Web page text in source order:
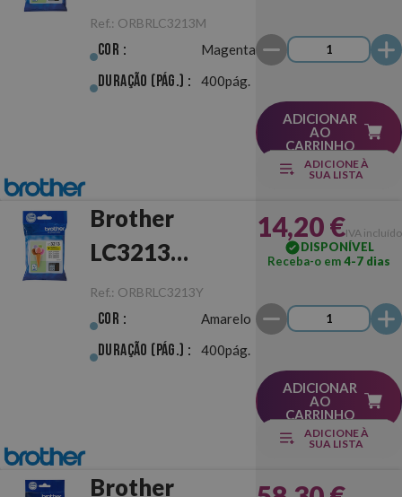
Magenta
Original
Ref.: ORBRLC3213M
Cor : Magenta
Duração (pág.) : 400pág.
ADICIONAR
AO
CARRINHO
ADICIONE À
SUA LISTA
Brother
LC3213
Amarelo
Original
Ref.: ORBRLC3213Y
Cor : Amarelo
Duração (pág.) : 400pág.
14,20 €IVA incluído
DISPONÍVEL
Receba-o em4-7 dias
ADICIONAR
AO
CARRINHO
ADICIONE À
SUA LISTA
Brother